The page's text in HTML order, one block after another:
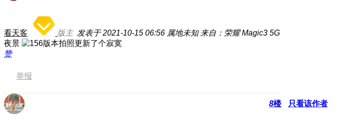
看天客 版主 发表于 2021-10-15 06:56 属地未知 来自：荣耀 Magic3 5G
夜景
赞
举报
8楼 只看该作者